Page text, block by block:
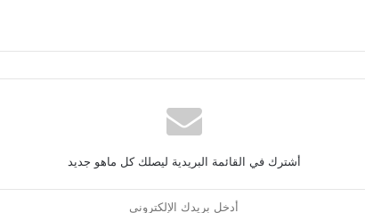
أشترك في القائمة البريدية ليصلك كل ماهو جديد